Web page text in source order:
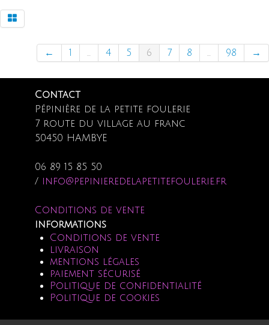
← 1 ... 4 5 6 7 8 ... 98 →
Contact
Pépinière de la petite foulerie
7 route du village au franc
50450 HAMBYE
06 89 15 85 50
/ info@pepinieredelapetitefoulerie.fr
Conditions de vente
informations
Conditions de vente
livraison
mentions légales
paiement sécurisé
Politique de confidentialité
Politique de cookies